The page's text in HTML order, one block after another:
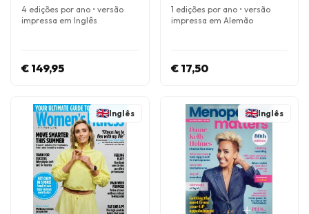
4 edições por ano • versão
impressa em Inglês
€ 149,95
1 edições por ano • versão
impressa em Alemão
€ 17,50
Inglês Inglês